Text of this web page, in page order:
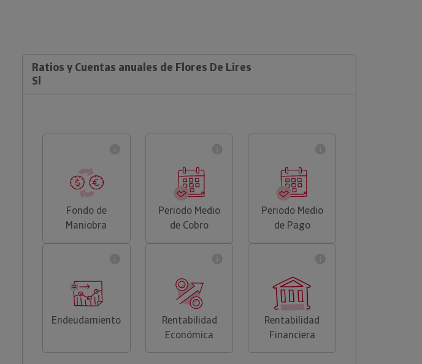
Ratios y Cuentas anuales de Flores De Lires
Sl
Fondo de
Maniobra
Periodo Medio
de Cobro
Periodo Medio
de Pago
Endeudamiento
Rentabilidad
Económica
Rentabilidad
Financiera